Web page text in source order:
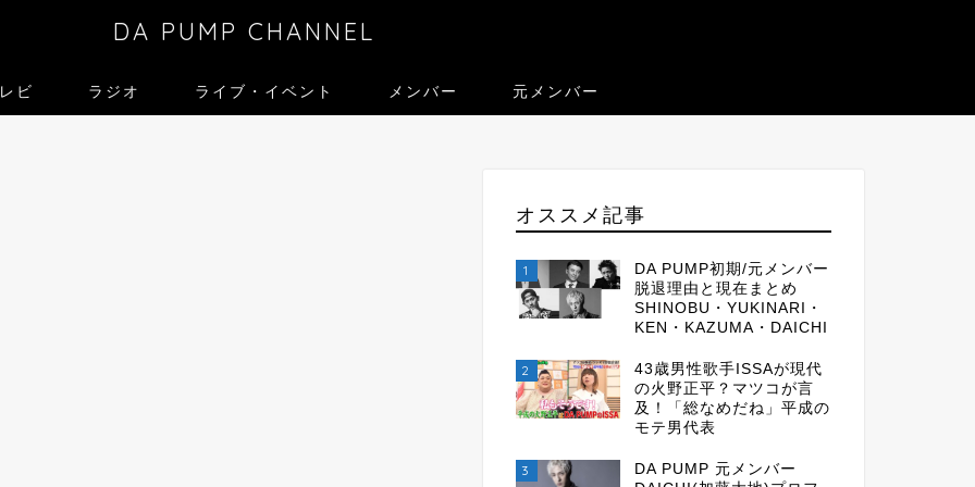
DA PUMP CHANNEL
ビ ラジオ ライブ・イベント メンバー 元メンバー
オススメ記事
1
DA PUMP初期/元メンバー
脱退理由と現在まとめ
SHINOBU・YUKINARI・
KEN・KAZUMA・DAICHI
2
43歳男性歌手ISSAが現代
の火野正平？マツコが言
及！「総なめだね」平成の
モテ男代表
3
DA PUMP 元メンバー